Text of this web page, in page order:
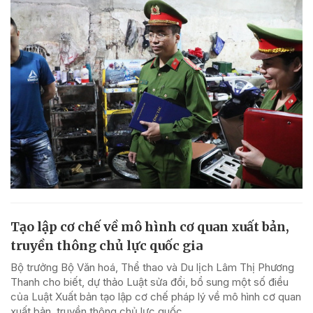
Tạo lập cơ chế về mô hình cơ quan xuất bản,
truyền thông chủ lực quốc gia
Bộ trưởng Bộ Văn hoá, Thể thao và Du lịch Lâm Thị Phương
Thanh cho biết, dự thảo Luật sửa đổi, bổ sung một số điều
của Luật Xuất bản tạo lập cơ chế pháp lý về mô hình cơ quan